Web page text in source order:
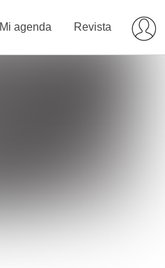
Mi agenda Revista